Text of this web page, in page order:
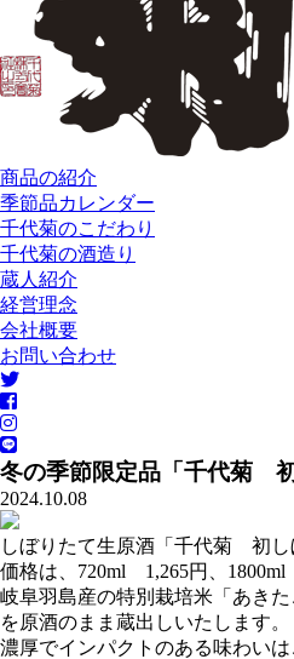
商品の紹介
季節品カレンダー
千代菊のこだわり
千代菊の酒造り
蔵人紹介
経営理念
会社概要
お問い合わせ
冬の季節限定品「千代菊
2024.10.08
しぼりたて生原酒「千代菊 初し
価格は、720ml 1,265円、1800ml
岐阜羽島産の特別栽培米「あき
を原酒のまま蔵出しいたします。
濃厚でインパクトのある味わいは